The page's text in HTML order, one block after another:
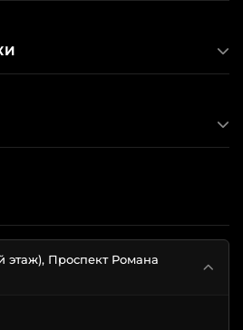
этаж), Проспект Романа